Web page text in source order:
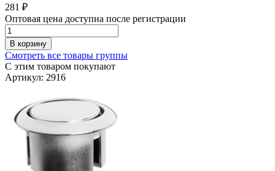
281 ₽
Оптовая цена доступна после регистрации
В корзину
Смотреть все товары группы
С этим товаром покупают
Артикул: 2916